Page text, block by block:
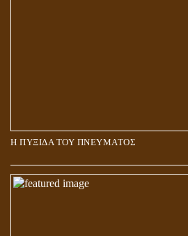
Η ΠΥΞΙΔΑ ΤΟΥ ΠΝΕΥΜΑΤΟΣ